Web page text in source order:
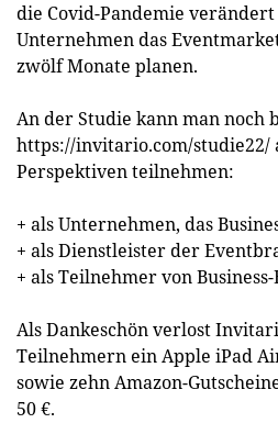
die Covid-Pandemie
Unternehmen das
zwölf Monate planen.
An der Studie kann man noch
https://invitario.com/studie22/
Perspektiven teilnehmen:
+ als Unternehmen, das
+ als Dienstleister der
+ als Teilnehmer von Business-
Als Dankeschön verlost
Teilnehmern ein Apple iPad
sowie zehn Amazon-
50 €.